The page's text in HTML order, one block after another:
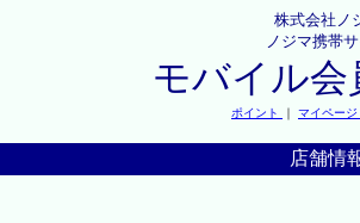
株式会社ノ
ノジマ携帯サ
モバイル会
ポイント ｜ マイページ
店舗情